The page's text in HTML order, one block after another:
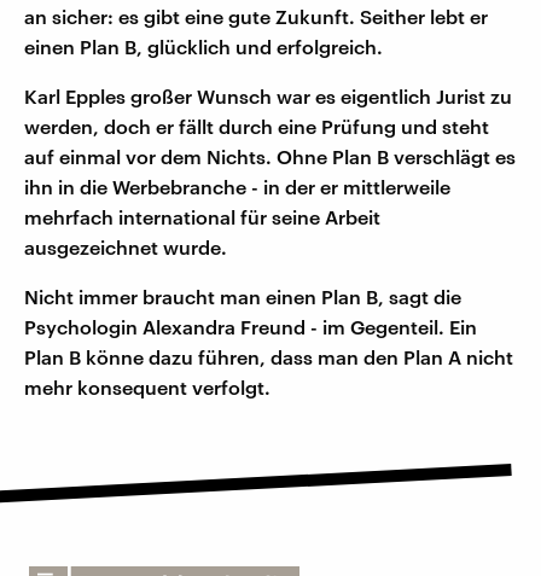
an sicher: es gibt eine gute Zukunft. Seither lebt er
einen Plan B, glücklich und erfolgreich.
Karl Epples großer Wunsch war es eigentlich Jurist zu
werden, doch er fällt durch eine Prüfung und steht
auf einmal vor dem Nichts. Ohne Plan B verschlägt es
ihn in die Werbebranche - in der er mittlerweile
mehrfach international für seine Arbeit
ausgezeichnet wurde.
Nicht immer braucht man einen Plan B, sagt die
Psychologin Alexandra Freund - im Gegenteil. Ein
Plan B könne dazu führen, dass man den Plan A nicht
mehr konsequent verfolgt.